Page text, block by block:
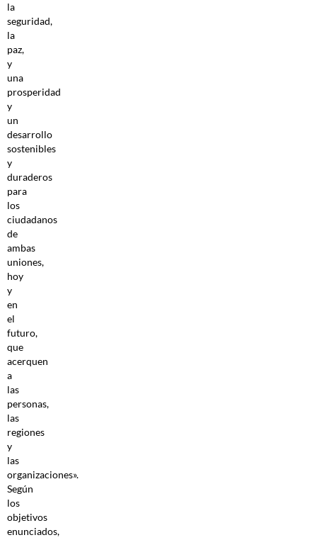
la
seguridad,
la
paz,
y
una
prosperidad
y
un
desarrollo
sostenibles
y
duraderos
para
los
ciudadanos
de
ambas
uniones,
hoy
y
en
el
futuro,
que
acerquen
a
las
personas,
las
regiones
y
las
organizaciones».
Según
los
objetivos
enunciados,